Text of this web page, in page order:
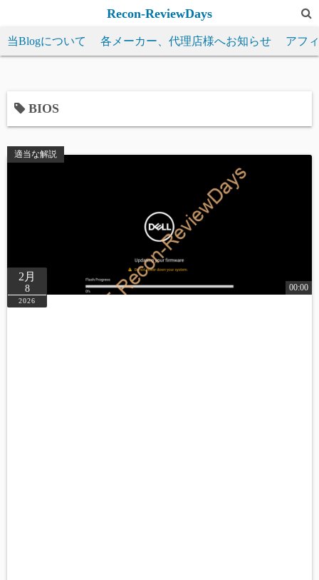
テ
ッ
Recon-ReviewDays
当Blogについて 各メーカー、代理店様へお知らせ アフ
BIOS
適当な解説
2月
8
2026
00:00